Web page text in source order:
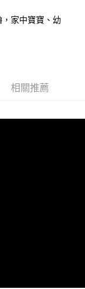
關給付款項請求債
家中寶寶、幼
相關推薦